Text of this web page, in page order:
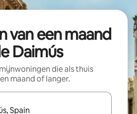
van een maand
Daimús
die als thuis
maand of langer.
beschikbaar zijn, maak je een